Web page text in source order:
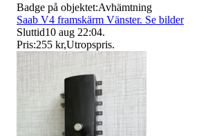
Badge på objektet:Avhämtning
Saab V4 framskärm Vänster. Se bilder
Sluttid10 aug 22:04.
Pris:255 kr,Utropspris.